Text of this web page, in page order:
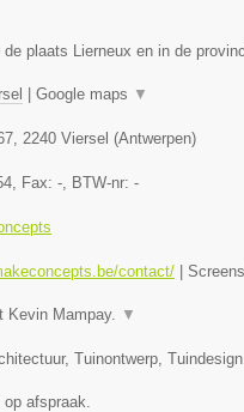
plaats Lierneux en in de
| Google maps ▼
2240 Viersel (Antwerpen)
, Fax: - , BTW-nr: -
contact/ |
Kevin Mampay. ▼
Tuinontwerp, Tuindesign
afspraak.